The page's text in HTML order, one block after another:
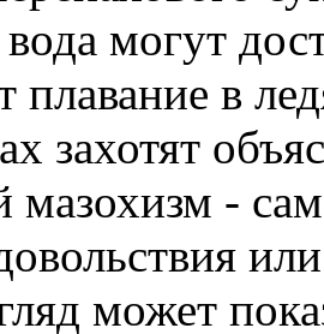
могут
плавание в
захотят
мазохизм -
может